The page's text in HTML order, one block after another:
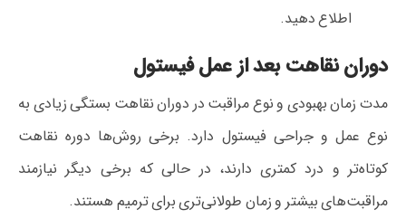
اطلاع دهید.
دوران نقاهت بعد از عمل فیستول
مدت زمان بهبودی و نوع مراقبت در دوران نقاهت بستگی زیادی به
نوع عمل و جراحی فیستول دارد. برخی روش‌ها دوره نقاهت
کوتاه‌تر و درد کمتری دارند، در حالی که برخی دیگر نیازمند
مراقبت‌های بیشتر و زمان طولانی‌تری برای ترمیم هستند.